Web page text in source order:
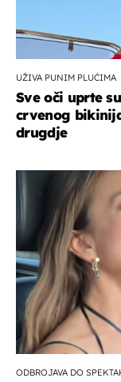
UŽIVA PUNIM PLUĆIMA
Sve oči uprte
crvenog
drugdje
ODBROJAVA DO